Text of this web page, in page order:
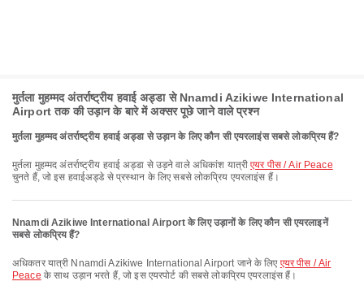
मुर्तला मुहम्मद अंतर्राष्ट्रीय हवाई अड्डा से Nnamdi Azikiwe International
Airport तक की उड़ान के बारे में अक्सर पूछे जाने वाले प्रश्न
मुर्तला मुहम्मद अंतर्राष्ट्रीय हवाई अड्डा से उड़ान के लिए कौन सी एयरलाइंस सबसे लोकप्रिय हैं?
मुर्तला मुहम्मद अंतर्राष्ट्रीय हवाई अड्डा से उड़ने वाले अधिकांश यात्रीएयर पीस / Air Peace
चुनते हैं, जो इस हवाईअड्डे से प्रस्थान के लिए सबसे लोकप्रिय एयरलाइंस हैं।
Nnamdi Azikiwe International Airport के लिए उड़ानों के लिए कौन सी एयरलाइनें
सबसे लोकप्रिय हैं?
अधिकतर यात्री Nnamdi Azikiwe International Airport जाने के लिए एयर पीस / Air
Peace के साथ उड़ान भरते हैं, जो इस एयरपोर्ट की सबसे लोकप्रिय एयरलाइंस हैं।